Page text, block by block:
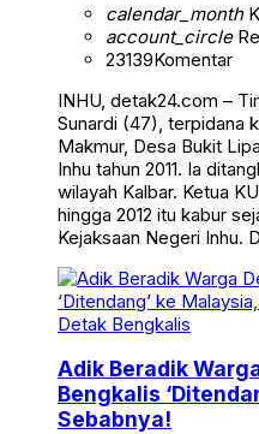
calendar_month
account_circle
23139Komentar
INHU, detak24.com –
Sunardi (47), terpidana
Makmur, Desa Bukit
Inhu tahun 2011. Ia
wilayah Kalbar. Ketua
hingga 2012 itu kabur
Kejaksaan Negeri Inhu.
Detak Bengkalis
Adik Beradik
Bengkalis
Sebabnya!